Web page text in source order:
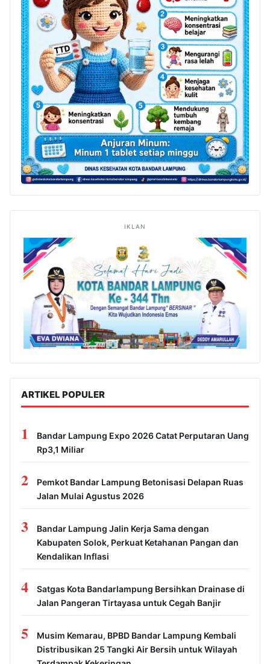
IKLAN
ARTIKEL POPULER
1
Bandar Lampung Expo 2026 Catat Perputaran Uang
Rp3,1 Miliar
2
Pemkot Bandar Lampung Betonisasi Delapan Ruas
Jalan Mulai Agustus 2026
3
Bandar Lampung Jalin Kerja Sama dengan
Kabupaten Solok, Perkuat Ketahanan Pangan dan
Kendalikan Inflasi
4
Satgas Kota Bandarlampung Bersihkan Drainase di
Jalan Pangeran Tirtayasa untuk Cegah Banjir
5
Musim Kemarau, BPBD Bandar Lampung Kembali
Distribusikan 25 Tangki Air Bersih untuk Wilayah